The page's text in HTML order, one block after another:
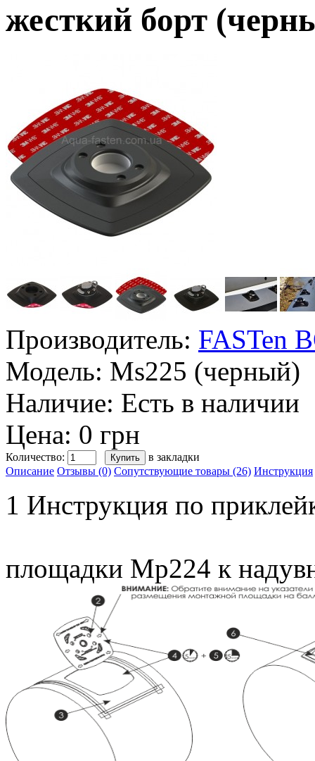
жесткий борт
Производитель: FASTen
Модель: Ms225 (черный)
Наличие: Есть в наличии
Цена: 0 грн
Количество:
в закладки
Описание Отзывы (0) Сопутствующие товары (26) Инструкция
1 Инструкция по
площадки Mp224 к